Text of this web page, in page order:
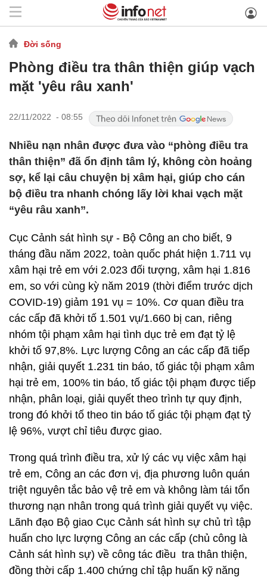
Đời sống
Phòng điều tra thân thiện giúp vạch
mặt 'yêu râu xanh'
22/11/2022 - 08:55
Nhiều nạn nhân được đưa vào “phòng điều tra
thân thiện” đã ổn định tâm lý, không còn hoảng
sợ, kể lại câu chuyện bị xâm hại, giúp cho cán
bộ điều tra nhanh chóng lấy lời khai vạch mặt
“yêu râu xanh”.
Cục Cảnh sát hình sự - Bộ Công an cho biết, 9
tháng đầu năm 2022, toàn quốc phát hiện 1.711 vụ
xâm hại trẻ em với 2.023 đối tượng, xâm hại 1.816
em, so với cùng kỳ năm 2019 (thời điểm trước dịch
COVID-19) giảm 191 vụ = 10%. Cơ quan điều tra
các cấp đã khởi tố 1.501 vụ/1.660 bị can, riêng
nhóm tội phạm xâm hại tình dục trẻ em đạt tỷ lệ
khởi tố 97,8%. Lực lượng Công an các cấp đã tiếp
nhận, giải quyết 1.231 tin báo, tố giác tội phạm xâm
hại trẻ em, 100% tin báo, tố giác tội phạm được tiếp
nhận, phân loại, giải quyết theo trình tự quy định,
trong đó khởi tố theo tin báo tố giác tội phạm đạt tỷ
lệ 96%, vượt chỉ tiêu được giao.
Trong quá trình điều tra, xử lý các vụ việc xâm hại
trẻ em, Công an các đơn vị, địa phương luôn quán
triệt nguyên tắc bảo vệ trẻ em và không làm tái tổn
thương nạn nhân trong quá trình giải quyết vụ việc.
Lãnh đạo Bộ giao Cục Cảnh sát hình sự chủ trì tập
huấn cho lực lượng Công an các cấp (chủ công là
Cảnh sát hình sự) về công tác điều tra thân thiện,
đồng thời cấp 1.400 chứng chỉ tập huấn kỹ năng